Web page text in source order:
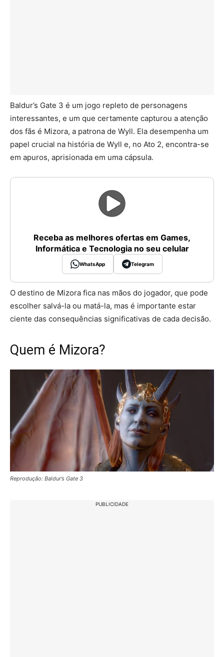
Baldur’s Gate 3 é um jogo repleto de personagens
interessantes, e um que certamente capturou a atenção
dos fãs é Mizora, a patrona de Wyll. Ela desempenha um
papel crucial na história de Wyll e, no Ato 2, encontra-se
em apuros, aprisionada em uma cápsula.
Receba as melhores ofertas em Games,
Informática e Tecnologia no seu celular
WhatsApp Telegram
O destino de Mizora fica nas mãos do jogador, que pode
escolher salvá-la ou matá-la, mas é importante estar
ciente das consequências significativas de cada decisão.
Quem é Mizora?
Reprodução: Baldur’s Gate 3
PUBLICIDADE